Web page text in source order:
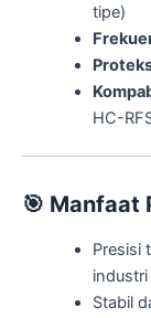
tipe)
HC-
🎯 Manfaat
Presisi
industri
Stabil